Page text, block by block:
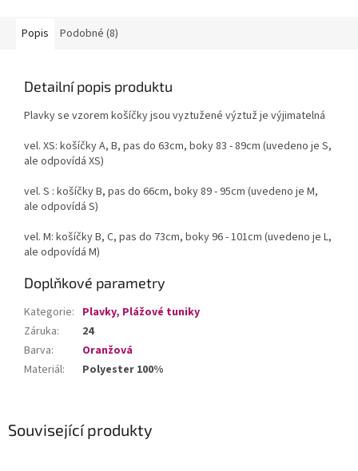
Související produkty
Popis Podobné (8)
Detailní popis produktu
Plavky se vzorem košíčky jsou vyztužené výztuž je výjimatelná
vel. XS: košíčky A, B, pas do 63cm, boky 83 - 89cm (uvedeno je S,
ale odpovídá XS)
vel. S : košíčky B, pas do 66cm, boky 89 - 95cm (uvedeno je M,
ale odpovídá S)
vel. M: košíčky B, C, pas do 73cm, boky 96 - 101cm (uvedeno je L,
ale odpovídá M)
Doplňkové parametry
Kategorie: Plavky, Plážové tuniky
Záruka:
24
Barva:
Oranžová
Materiál: Polyester 100%